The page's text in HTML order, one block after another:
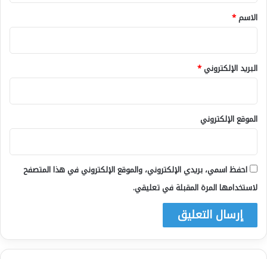
*
الاسم*
البريد الإلكتروني*
الموقع الإلكتروني
احفظ اسمي، بريدي الإلكتروني، والموقع الإلكتروني في هذا المتصفح
لاستخدامها المرة المقبلة في تعليقي.